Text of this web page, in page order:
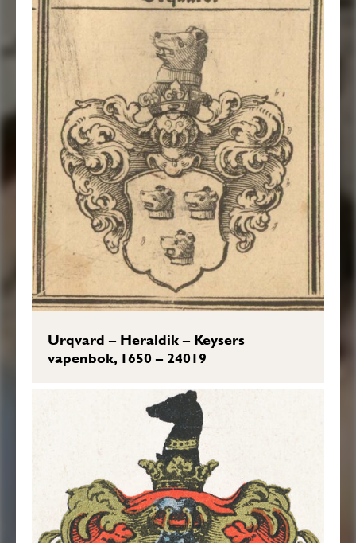
Urqvard – Heraldik – Keysers
vapenbok, 1650 – 24019